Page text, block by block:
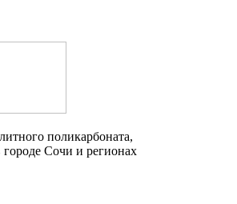
поликарбоната,
Сочи и регионах